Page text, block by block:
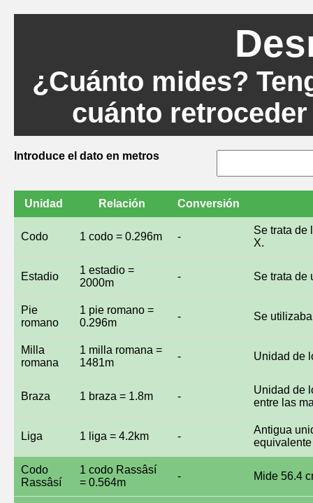
¿Cuánto mides?
cuánto
Introduce el dato en metros
Unidad Relación Conversión
Codo 1 codo = 0.296m -
Se trata de
X.
Estadio
1 estadio =
2000m
- Se trata de
Pie
romano
1 pie romano =
0.296m
- Se
Milla
romana
1 milla romana =
1481m
- Unidad de
Braza 1 braza = 1.8m -
Unidad de
entre las
Liga 1 liga = 4.2km -
Antigua
Codo
Rassâsí
1 codo Rassâsí
= 0.564m
- Mide 56.4